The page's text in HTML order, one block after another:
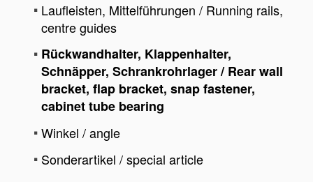
Laufleisten, Mittelführungen / Running rails,
centre guides
Rückwandhalter, Klappenhalter,
Schnäpper, Schrankrohrlager / Rear wall
bracket, flap bracket, snap fastener,
cabinet tube bearing
Winkel / angle
Sonderartikel / special article